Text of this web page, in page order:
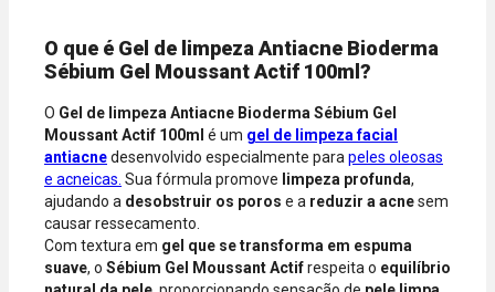
Pague
Menos.
de
parcelamento
podem variar
conforme a
categoria do
produto,
período
promocional
vendidos e
entregues
Farmácias
Pague
Menos ou
lojas
parceiras.
juros ou de
6x a 24x com
pague à vista
pelo débito
com o saldo
da sua conta.
Aprovação
instantânea,
sem
necessidade
O que é Gel de limpeza Antiacne Bioderma
Sébium Gel Moussant Actif 100ml?
O Gel de limpeza Antiacne Bioderma Sébium Gel
Moussant Actif 100ml é um gel de limpeza facial
antiacnedesenvolvido especialmente para peles oleosas
e acneicas. Sua fórmula promove limpeza profunda,
ajudando a desobstruir os poros e a reduzir a acnesem
causar ressecamento.
Com textura em gel que se transforma em espuma
suave, o Sébium Gel Moussant Actifrespeita o equilíbrio